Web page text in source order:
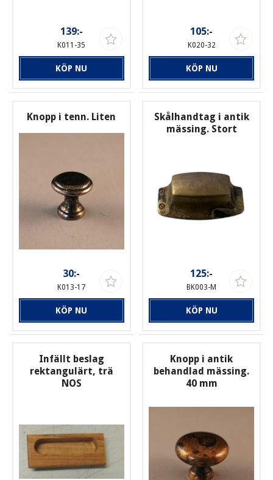
139:-
K011-35
KÖP NU
105:-
K020-32
KÖP NU
Knopp i tenn. Liten
30:-
K013-17
KÖP NU
Skålhandtag i antik
mässing. Stort
125:-
BK003-M
KÖP NU
Infällt beslag
rektangulärt, trä
NOS
Knopp i antik
behandlad mässing.
40 mm